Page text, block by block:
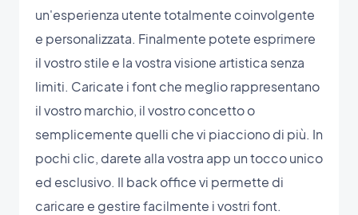
un'esperienza utente totalmente coinvolgente
e personalizzata. Finalmente potete esprimere
il vostro stile e la vostra visione artistica senza
limiti. Caricate i font che meglio rappresentano
il vostro marchio, il vostro concetto o
semplicemente quelli che vi piacciono di più. In
pochi clic, darete alla vostra app un tocco unico
ed esclusivo. Il back office vi permette di
caricare e gestire facilmente i vostri font.